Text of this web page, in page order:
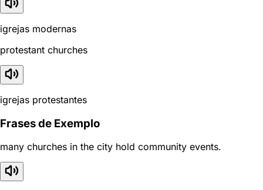
igrejas modernas
protestant churches
igrejas protestantes
Frases de Exemplo
many churches in the city hold community events.